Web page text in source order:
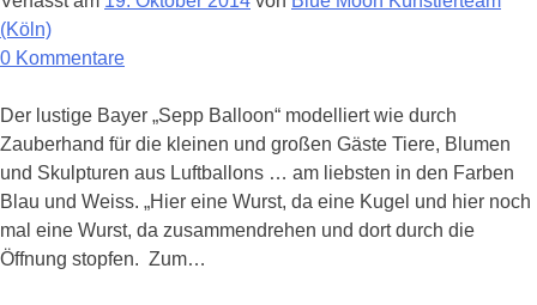
(Köln)
0 Kommentarezu
als
lustiger
Bayer
für
ein
Oktoberfest
Der lustige Bayer „Sepp Balloon“ modelliert wie durch
Zauberhand für die kleinen und großen Gäste Tiere, Blumen
und Skulpturen aus Luftballons … am liebsten in den Farben
Blau und Weiss. „Hier eine Wurst, da eine Kugel und hier noch
mal eine Wurst, da zusammendrehen und dort durch die
Öffnung stopfen. Zum…